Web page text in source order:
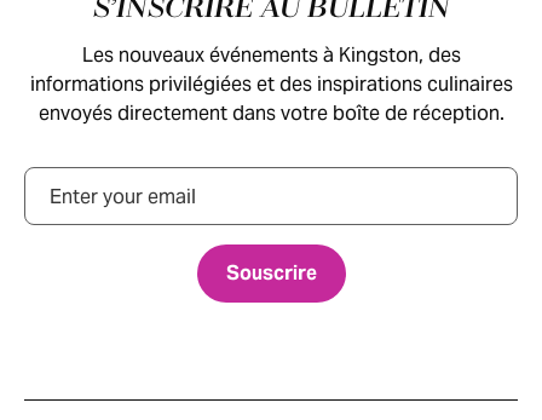
S’INSCRIRE AU BULLETIN
Les nouveaux événements à Kingston, des
informations privilégiées et des inspirations culinaires
envoyés directement dans votre boîte de réception.
Courriel